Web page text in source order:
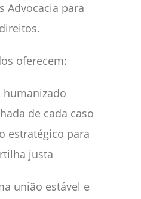
Advocacia para
oferecem:
de cada caso
estratégico para
justa
união estável e